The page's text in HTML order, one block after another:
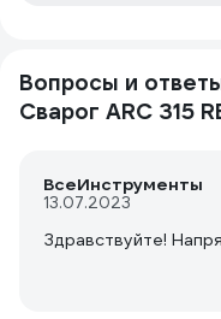
Вопросы и
Сварог ARC 315
ВсеИнструменты
13.07.2023
Здравствуйте!